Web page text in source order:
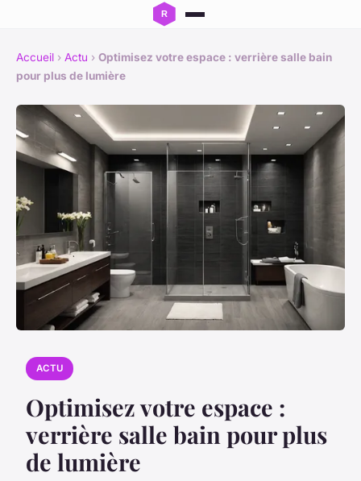
Accueil › Actu › Optimisez votre espace : verrière salle bain
pour plus de lumière
ACTU
Optimisez votre espace :
verrière salle bain pour plus
de lumière